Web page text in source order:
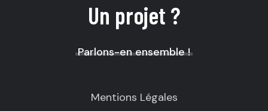
Un projet ?
Parlons-en ensemble !
Mentions Légales